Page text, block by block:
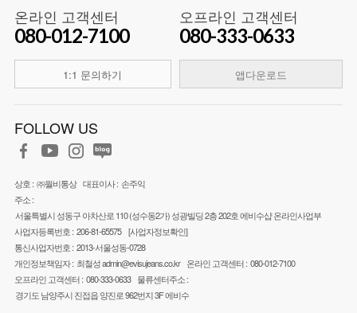
온라인 고객센터
080-012-7100
1:1 문의하기
오프라인 고객센터
080-333-0633
앱다운로드
FOLLOW US
상호 : ㈜월비통상 대표이사 : 손주익
주소 :
서울특별시 성동구 아차산로 110 (성수동2가) 성광빌딩 2층 202호 에비수샵 온라인사업부
사업자등록번호 : 206-81-65575 [사업자정보확인]
통신사업자번호 : 2013-서울성동-0728
개인정보책임자 : 최철성admin@evisujeans.co.kr 온라인 고객센터 : 080-012-7100
오프라인 고객센터 : 080-333-0633 물류센터주소 :
경기도 남양주시 진접읍 양진로 962번지 3F 에비수